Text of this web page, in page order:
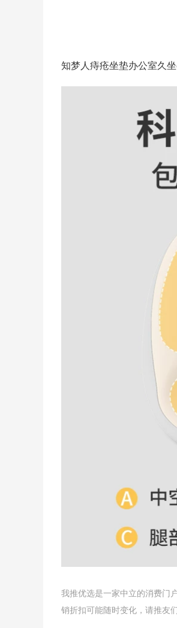
知梦人痔疮坐垫办公室久
我推优选是一家中立的消费门
销折扣可能随时变化，请推友